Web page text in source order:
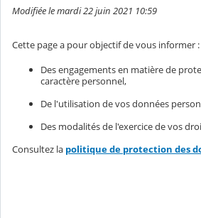
Modifiée le mardi 22 juin 2021 10:59
Cette page a pour objectif de vous informer :
Des engagements en matière de
caractère personnel,
De l'utilisation de vos données
Des modalités de l'exercice de vos
Consultez la politique de protection des